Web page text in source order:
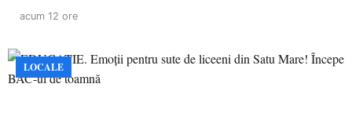
acum 12 ore
LOCALE